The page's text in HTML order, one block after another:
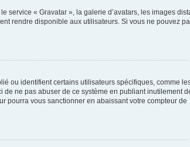
service « Gravatar », la galerie d’avatars, les images
rendre disponible aux utilisateurs. Si vous ne pouvez
ou identifient certains utilisateurs spécifiques, comme
ne pas abuser de ce système en publiant inutilement
pourra vous sanctionner en abaissant votre compteur de